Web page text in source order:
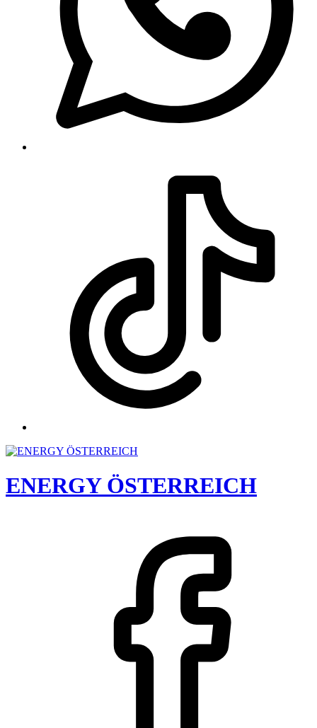
ENERGY ÖSTERREICH